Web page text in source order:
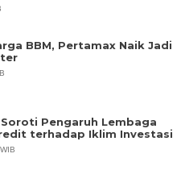
BBM, Pertamax Naik Jadi
Pengaruh Lembaga
terhadap Iklim Investasi